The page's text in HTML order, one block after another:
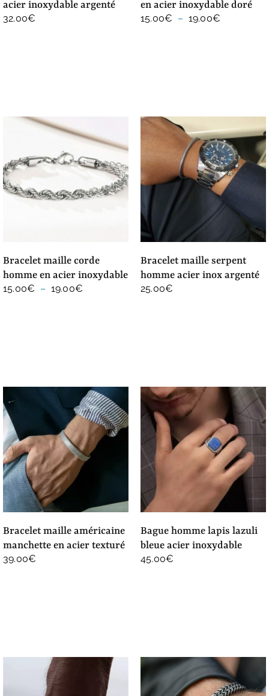
acier inoxydable argenté
32.00€
en acier inoxydable doré
15.00€ – 19.00€
bracelet maille corde
homme en acier inoxydable
15.00€ – 19.00€
bracelet maille serpent
homme acier inox argenté
25.00€
bracelet maille américaine
manchette en acier texturé
39.00€
bague homme lapis lazuli
bleue acier inoxydable
45.00€